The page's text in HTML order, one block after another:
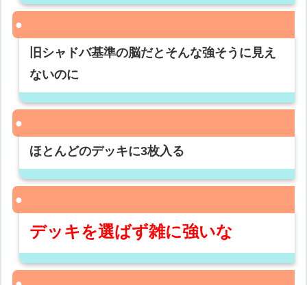
旧シャドバ基準の脳だとそんな強そうに見え
ないのに
ほとんどのデッキに3枚入る
デッキを選ばず雑に強いな